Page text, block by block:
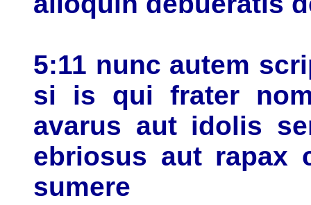
5:11 nunc autem
si is qui frater
avarus aut idolis
ebriosus aut rapax
sumere